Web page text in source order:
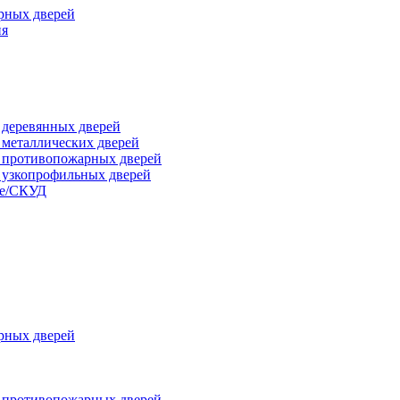
дверей
дверей
дверей
дверей
дверей
СКУД
дверей